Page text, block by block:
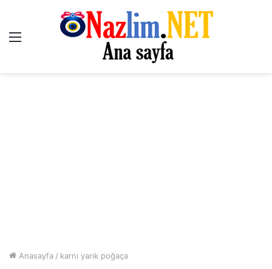
Menü
Anasayfa / karnı yarık poğaça